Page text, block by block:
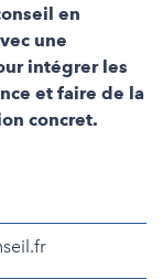
en
une
intégrer les
et faire de la
concret.